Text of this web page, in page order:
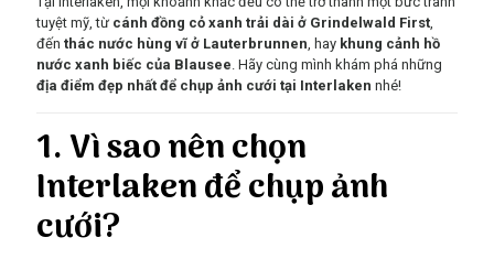
tuyệt mỹ, từ cánh đồng cỏ xanh trải dài ở Grindelwald First
đến thác nước hùng vĩ ở Lauterbrunnen , hay khung cảnh hồ
nước xanh biếc của Blausee . Hãy cùng mình khám phá những
địa điểm đẹp nhất để chụp ảnh cưới tại Interlaken nhé!
1. Vì sao nên chọn
Interlaken để chụp ảnh
cưới?